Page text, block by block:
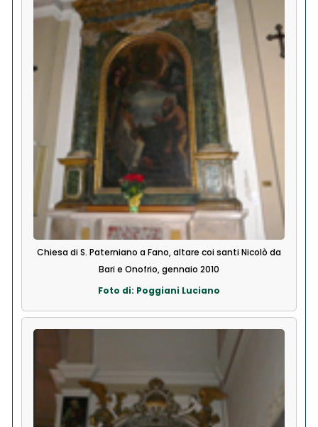
Chiesa di S. Paterniano a Fano, altare coi santi Nicolò da
Bari e Onofrio, gennaio 2010
Foto di: Poggiani Luciano